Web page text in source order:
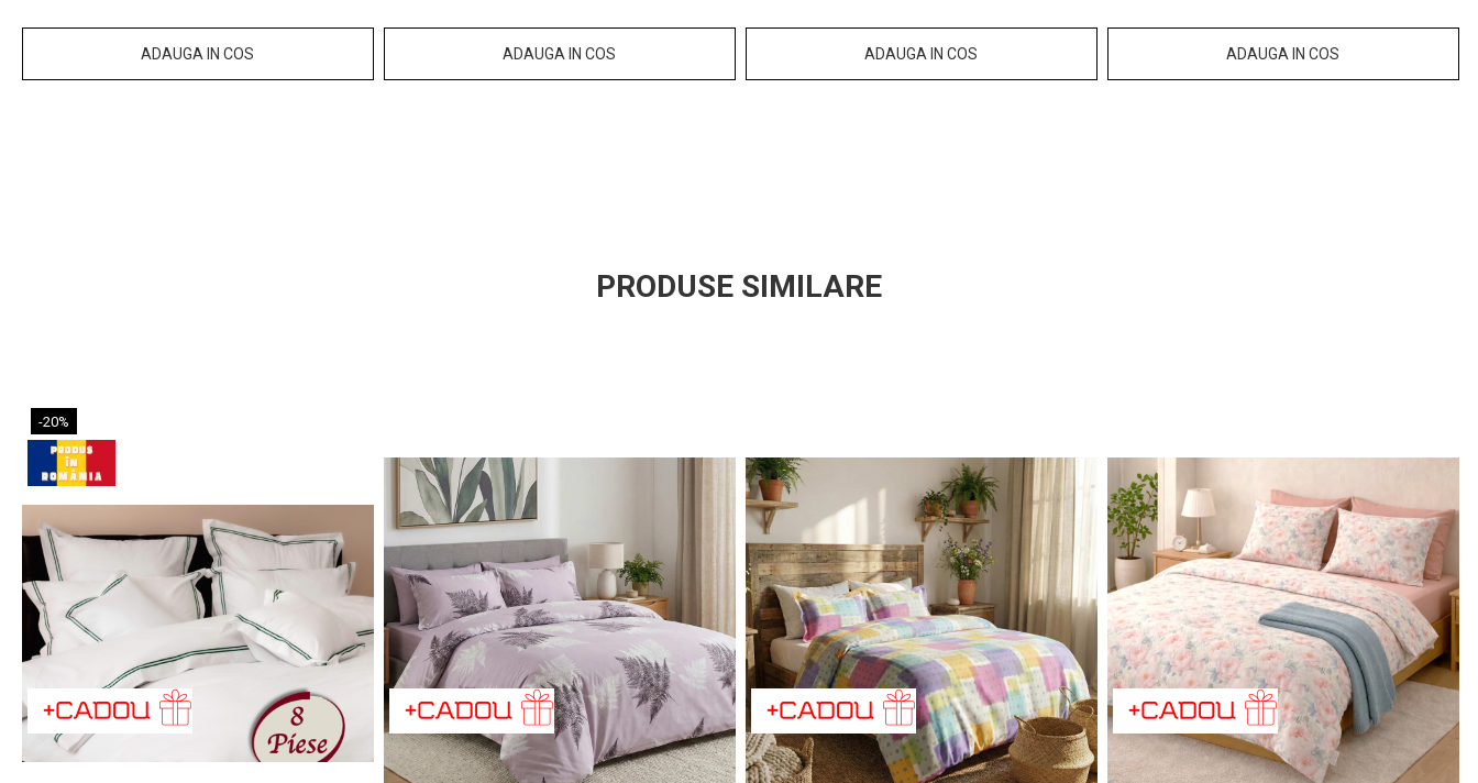
ADAUGA IN COS ADAUGA IN COS ADAUGA IN COS ADAUGA IN COS
PRODUSE SIMILARE
-20%